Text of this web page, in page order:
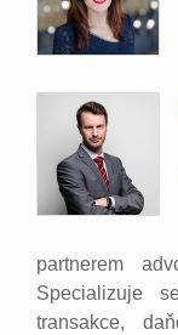
partnerem
Specializuje
transakce,